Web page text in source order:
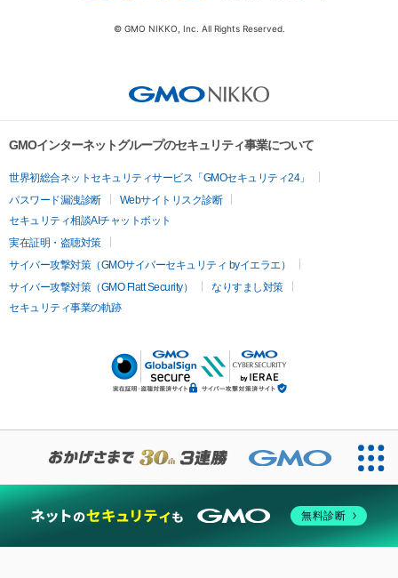
© GMO NIKKO, Inc. All Rights Reserved.
GMOインターネットグループのセキュリティ事業について
世界初総合ネットセキュリティサービス「GMOセキュリティ24」
パスワード漏洩診断
Webサイトリスク診断
セキュリティ相談AIチャットボット
実在証明・盗聴対策
サイバー攻撃対策（GMOサイバーセキュリティ byイエラエ）
サイバー攻撃対策（GMO Flatt Security）
なりすまし対策
セキュリティ事業の軌跡
無料診断